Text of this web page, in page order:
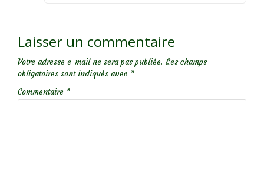
Laisser un commentaire
Votre adresse e-mail ne sera pas publiée. Les champs
obligatoires sont indiqués avec *
Commentaire *